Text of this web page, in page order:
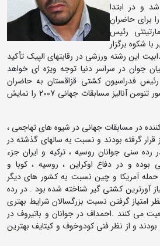
10:15 آغاز شد و در ابتدا
برای حاضران
رئیس
شکوه برگزار
این رشته ورزشی در رقابتهای الپیک تأکید
جوان در سراسر دنیا توجه ویژه ای خواهد
فدراسیون کشتی قزاقستان به حاضران
خوشامد گفت و سپس پروفسور تنومن آنالیز مسابقات جهانی 2007 را نمایش
در مسابقات جهانی در شیوه های تهاجمی ،
قرار گرفته بودند و نسبت به سالهای گذشته در
سنی جوانان روسیه ، ترکیه و ایران جزء
بوده و در دفاع اوکراین ، روسیه ، کوبا و
حمله آمریکا و چین نسبت به کشور های دیگر
آورترین کشتی گیر شناخته شده بود . در رده
امتیاز گرفتن نسبت بزرگسالان شرایط بهتری
می کنند .احمداف در جوانان و باتیروف در
و از نظر فنی کودوخوف و کیتایف بهترین